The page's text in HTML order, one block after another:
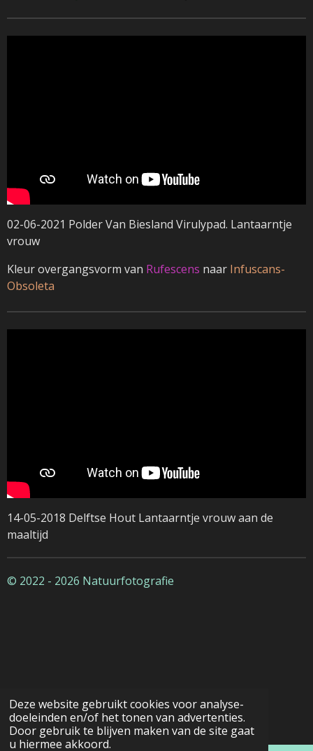
Deze website gebruikt cookies voor analyse-
doeleinden en/of het tonen van advertenties.
Door gebruik te blijven maken van de site gaat
u hiermee akkoord.
02-06-2021 Polder Van Biesland Virulypad. Lantaarntje
vrouw
Kleur overgangsvorm van Rufescens naar Infuscans-
Obsoleta
14-05-2018 Delftse Hout Lantaarntje vrouw aan de
maaltijd
© 2022 - 2026 Natuurfotografie